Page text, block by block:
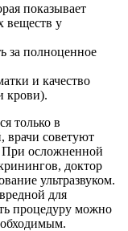
показывает
веществ у
за полноценное
и качество
крови).
только в
врачи советуют
При осложненной
доктор
ультразвуком.
для
процедуру можно